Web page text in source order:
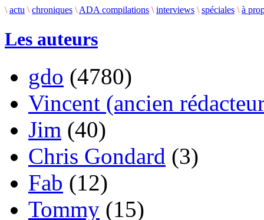
\ actu \ chroniques \ ADA compilations \ interviews \ spéciales \ à
Les auteurs
gdo (4780)
Vincent (ancien
Jim (40)
Chris Gondard (3)
Fab (12)
Tommy (15)